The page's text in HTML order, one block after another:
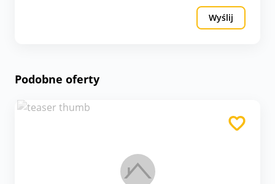
Wyślij
Podobne oferty